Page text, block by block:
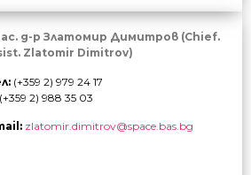
ас. д-р Златомир Димитров (Chief.
Zlatomir Dimitrov)
(+359 2) 979 24 17
2) 988 35 03
zlatomir.dimitrov@space.bas.bg